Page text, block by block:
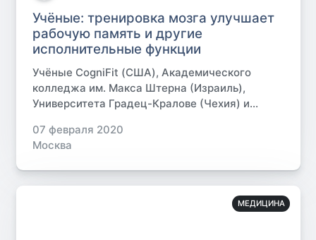
Учёные: тренировка мозга улучшает
рабочую память и другие
исполнительные функции
Учёные CogniFit (США), Академического
колледжа им. Макса Штерна (Израиль),
Университета Градец-Кралове (Чехия) и...
07 февраля 2020
Москва
МЕДИЦИНА